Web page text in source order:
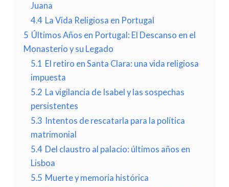
Juana
4.4 La Vida Religiosa en Portugal
5 Últimos Años en Portugal: El Descanso en el
Monasterio y su Legado
5.1 El retiro en Santa Clara: una vida religiosa
impuesta
5.2 La vigilancia de Isabel y las sospechas
persistentes
5.3 Intentos de rescatarla para la política
matrimonial
5.4 Del claustro al palacio: últimos años en
Lisboa
5.5 Muerte y memoria histórica